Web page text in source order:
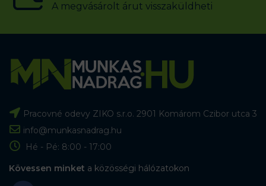
A megvásárolt árut visszaküldheti
Pracovné odevy ZIKO s.r.o. 2901 Komárom Czibor utca 3
info@munkasnadrag.hu
Hé - Pé: 8:00 - 17:00
Kövessen minket a közösségi hálózatokon